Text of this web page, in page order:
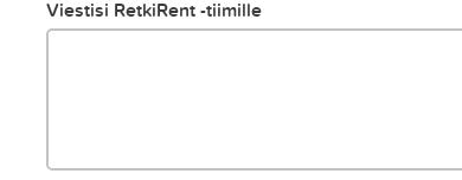
Viestisi RetkiRent -tiimille